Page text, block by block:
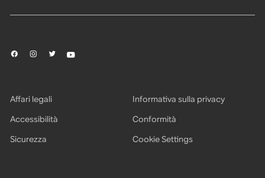
Affari legali
Informativa sulla privacy
Accessibilità
Conformità
Sicurezza
Cookie Settings